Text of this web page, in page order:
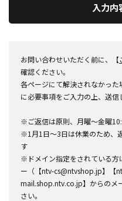
入力内
お問い合わせいただく前に、【
確認ください。
各ページにて解決されなかっ
に必要事項をご入力の上、送信
※ご返信は原則、月曜～金曜
※1月1日～3日は休業のため、
す
※ドメイン指定をされている方
ー（【ntv-cs@ntvshop.jp】【
mail.shop.ntv.co.jp】からのメ
さい。